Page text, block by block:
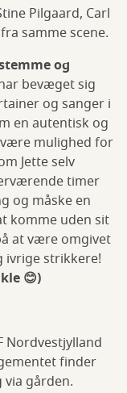
Pilgaard, Carl
samme scene.
og
bevæget sig
og sanger i
en autentisk og
mulighed for
Jette selv
timer
og måske en
komme uden sit
at være omgivet
ivrige strikkere!
😊)
Nordvestjylland
finder
via gården.